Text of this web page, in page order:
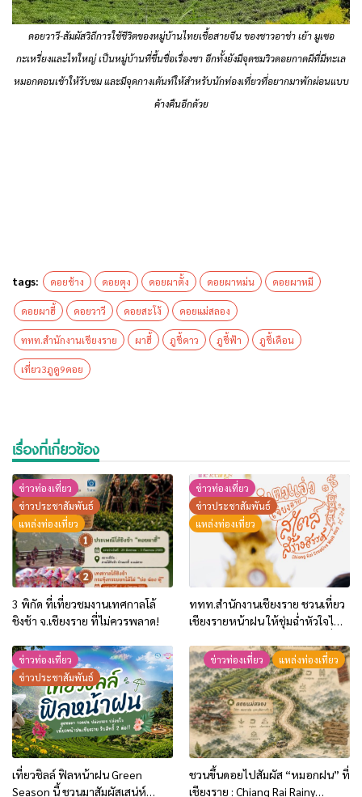
ดอยวาวี-สัมผัสวิถีการใช้ชีวิตของหมู่บ้านไทยเชื้อสายจีน ของชาวอาช่า เย้า มูเซอ
กะเหรี่ยงและไทใหญ่ เป็นหมู่บ้านที่ขึ้นชื่อเรื่องชา อีกทั้งยังมีจุดชมวิวดอยกาดผีที่มีทะเล
หมอกตอนเช้าให้รับชม และมีจุดกางเต้นท์ให้สำหรับนักท่องเที่ยวที่อยากมาพักผ่อนแบบ
ค้างคืนอีกด้วย
tags: ดอยช้าง ดอยตุง ดอยผาตั้ง ดอยผาหม่น ดอยผาหมี
ดอยผาฮี้ ดอยวาวี ดอยสะโง้ ดอยแม่สลอง
ททท.สำนักงานเชียงราย ผาฮี้ ภูชี้ดาว ภูชี้ฟ้า ภูชี้เดือน
เที่ยว3ภูดู9ดอย
เรื่องที่เกี่ยวข้อง
ข่าวท่องเที่ยว
ข่าวประชาสัมพันธ์
แหล่งท่องเที่ยว
3 พิกัด ที่เที่ยวชมงานเทศกาลโล้
ชิงช้า จ.เชียงราย ที่ไม่ควรพลาด!
ข่าวท่องเที่ยว
ข่าวประชาสัมพันธ์
แหล่งท่องเที่ยว
ททท.สำนักงานเชียงราย ชวนเที่ยว
เชียงรายหน้าฝน ให้ชุ่มฉ่ำหัวใจไป
ให้สนุก เก็บแสตมป์ครบ แล้วรับ
ของที่ระลึกสุดพิเศษ! ทันที
ข่าวท่องเที่ยว
ข่าวประชาสัมพันธ์
เที่ยวชิลล์ ฟิลหน้าฝน Green
Season นี้ ชวนมาสัมผัสเสน่ห์
ข่าวท่องเที่ยว แหล่งท่องเที่ยว
ชวนขึ้นดอยไปสัมผัส “หมอกฝน” ที่
เชียงราย : Chiang Rai Rainy